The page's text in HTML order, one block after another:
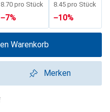
CHF
8.70 pro Stück
−7%
CHF
8.45 pro Stück
−10%
Warenkorb
Merken